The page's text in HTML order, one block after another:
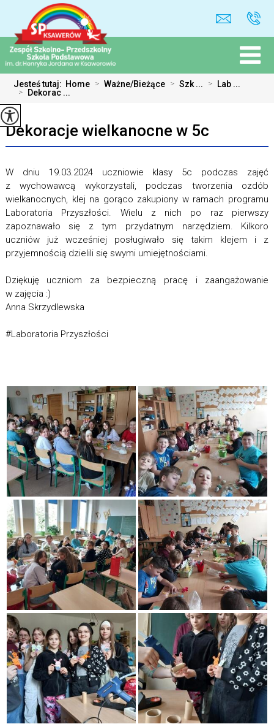
Jesteś tutaj: Home > Ważne/Bieżące > Szk ... > Lab ...
> Dekorac ...
Dekoracje wielkanocne w 5c
W dniu 19.03.2024 uczniowie klasy 5c podczas zajęć
z wychowawcą wykorzystali, podczas tworzenia ozdób
wielkanocnych, klej na gorąco zakupiony w ramach programu
Laboratoria Przyszłości. Wielu z nich po raz pierwszy
zapoznawało się z tym przydatnym narzędziem. Kilkoro
uczniów już wcześniej posługiwało się takim klejem i z
przyjemnością dzielili się swymi umiejętnościami.
Dziękuję uczniom za bezpieczną pracę i zaangażowanie
w zajęcia :)
Anna Skrzydlewska
#Laboratoria Przyszłości